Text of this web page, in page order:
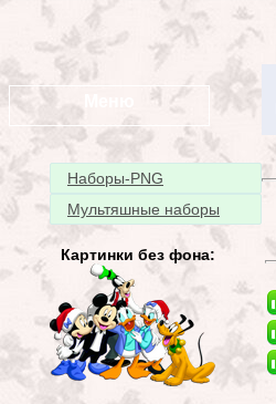
Наборы-PNG
Мультяшные наборы
Картинки без фона: